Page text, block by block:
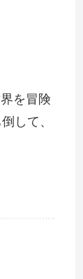
を冒険
して、